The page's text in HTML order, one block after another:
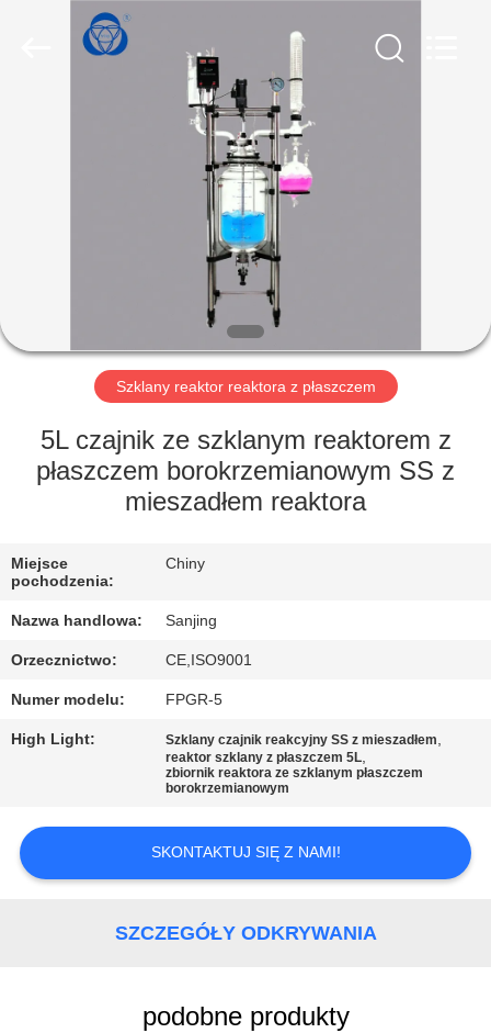
WYCIECZKA
FABRYCE
KONTROLA
SKONTAKTUJ
NAMI
AKTUALNOŚCI
POPROSIĆ
WYCENĘ
Szklany reaktor reaktora z płaszczem
5L czajnik ze szklanym reaktorem z
płaszczem borokrzemianowym SS z
mieszadłem reaktora
Miejsce
pochodzenia:
Chiny
Nazwa handlowa: Sanjing
Orzecznictwo: CE,ISO9001
Numer modelu: FPGR-5
High Light: Szklany czajnik reakcyjny SS z mieszadłem,
reaktor szklany z płaszczem 5L,
zbiornik reaktora ze szklanym płaszczem
borokrzemianowym
SKONTAKTUJ SIĘ Z NAMI!
SZCZEGÓŁY ODKRYWANIA
podobne produkty